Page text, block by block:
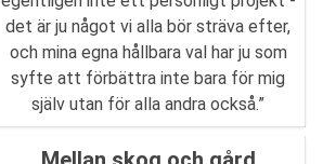
det är ju något vi alla bör sträva efter,
och mina egna hållbara val har ju som
syfte att förbättra inte bara för mig
själv utan för alla andra också.”